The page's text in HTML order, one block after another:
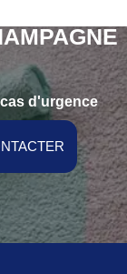
d'urgence